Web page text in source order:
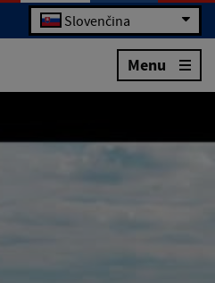
Slovenčina
Menu